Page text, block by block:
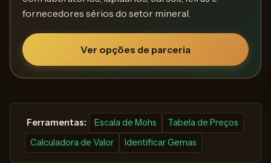
fornecedores sérios do setor mineral.
Ver opções de parceria
️ Ferramentas: Escala de Mohs
Tabela de Preços
Calculadora de Valor
Identificar Gemas